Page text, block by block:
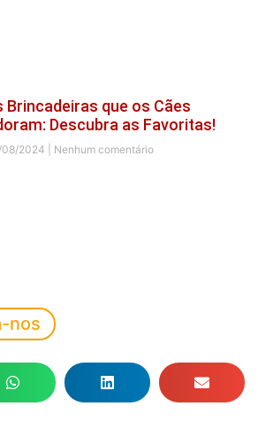
Brincadeiras que os Cães
Descubra as Favoritas!
2024 Nenhum comentário
nos